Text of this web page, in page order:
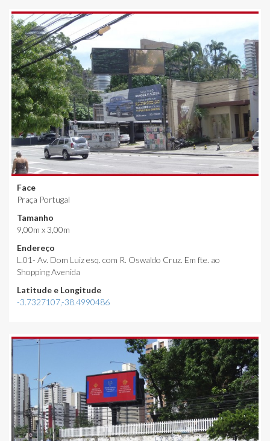
Face
Praça Portugal
Tamanho
9,00m x 3,00m
Endereço
L.01- Av. Dom Luiz esq. com R. Oswaldo Cruz. Em fte. ao
Shopping Avenida
Latitude e Longitude
-3.7327107,-38.4990486